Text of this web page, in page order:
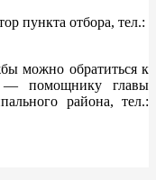
пункта отбора, тел.:
можно обратиться к
помощнику главы
района, тел.: